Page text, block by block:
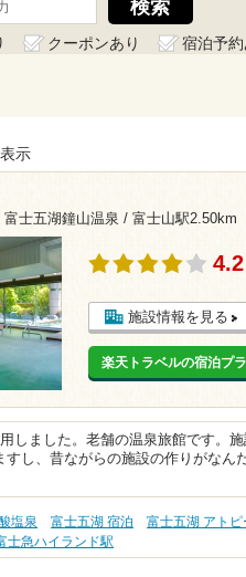
クーポンあり
宿泊予約
示
士五湖鐘山温泉 / 富士山駅2.50km
施設情報を見る
楽天トラベルの宿泊プ
しました。老舗の温泉旅館です。
すし、昔ながらの施設の作りがなん
塩泉 富士五湖 宿泊 富士五湖 アトピ
士急ハイランド駅